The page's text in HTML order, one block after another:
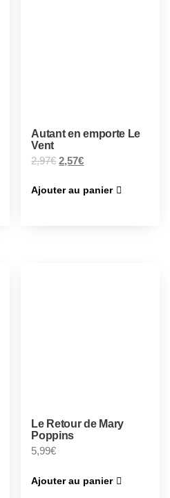
Autant en emporte Le
Vent
2,97€ 2,57€
Ajouter au panier
Le Retour de Mary
Poppins
5,99€
Ajouter au panier